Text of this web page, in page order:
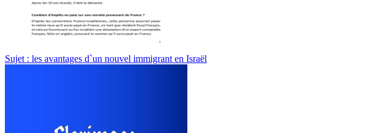
Sujet : les avantages d`un nouvel immigrant en Israël